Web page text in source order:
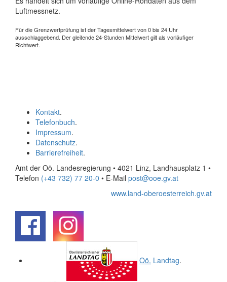
Luftmessnetz.
Für die Grenzwertprüfung ist der Tagesmittelwert von 0 bis 24 Uhr
ausschlaggebend. Der gleitende 24-Stunden Mittelwert gilt als vorläufiger
Richtwert.
Kontakt.
Telefonbuch.
Impressum.
Datenschutz.
Barrierefreiheit.
Amt der Oö. Landesregierung • 4021 Linz, Landhausplatz 1 •
Telefon (+43 732) 77 20-0 • E-Mail post@ooe.gv.at
www.land-oberoesterreich.gv.at
Oö. Landtag.